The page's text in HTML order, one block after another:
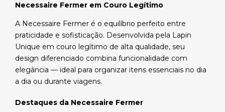
Necessaire Fermer em Couro Legítimo
A Necessaire Fermer é o equilíbrio perfeito entre
praticidade e sofisticação. Desenvolvida pela Lapin
Unique em couro legítimo de alta qualidade, seu
design diferenciado combina funcionalidade com
elegância — ideal para organizar itens essenciais no dia
a dia ou durante viagens.
Destaques da Necessaire Fermer